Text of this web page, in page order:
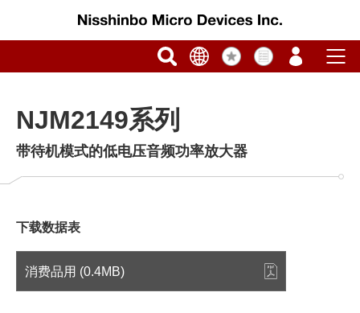
NJM2149系列
带待机模式的低电压音频功率放大器
下载数据表
消费品用 (0.4MB)